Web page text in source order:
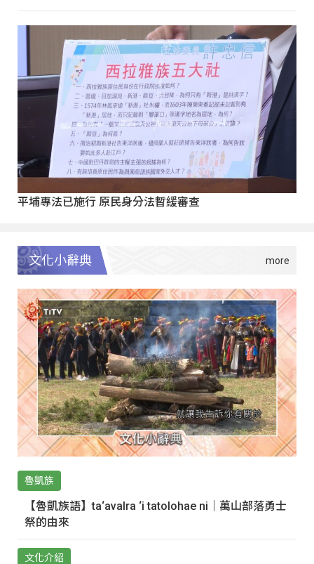
平埔專法已施行 原民身分法暫緩審查
文化小辭典
魯凱族
【魯凱族語】ta‘avalra ‘i tatolohae ni｜萬山部落勇士
祭的由來
文化介紹